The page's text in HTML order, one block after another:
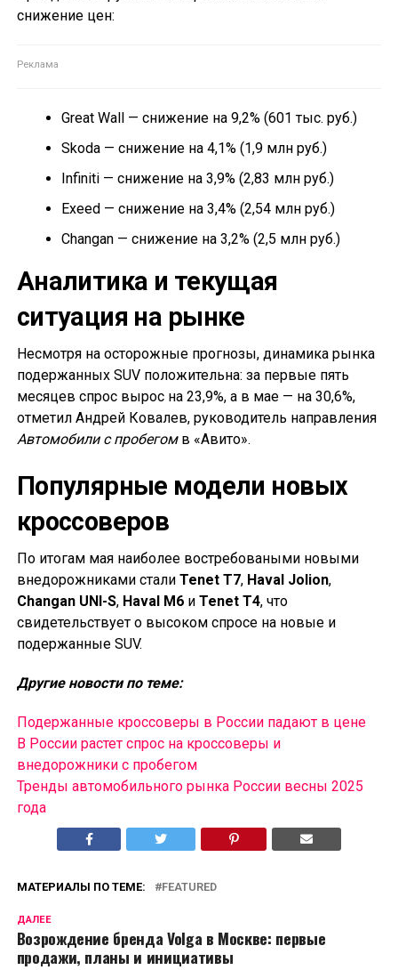
снижение цен:
Great Wall — снижение на 9,2% (601 тыс. руб.)
Skoda — снижение на 4,1% (1,9 млн руб.)
Infiniti — снижение на 3,9% (2,83 млн руб.)
Exeed — снижение на 3,4% (2,54 млн руб.)
Changan — снижение на 3,2% (2,5 млн руб.)
Аналитика и текущая
ситуация на рынке
Несмотря на осторожные прогнозы, динамика рынка
подержанных SUV положительна: за первые пять
месяцев спрос вырос на 23,9%, а в мае — на 30,6%,
отметил Андрей Ковалев, руководитель направления
Автомобили с пробегомв «Авито».
Популярные модели новых
кроссоверов
По итогам мая наиболее востребоваными новыми
внедорожниками стали Tenet T7, Haval Jolion,
Changan UNI-S, Haval M6и Tenet T4, что
свидетельствует о высоком спросе на новые и
подержанные SUV.
Другие новости по теме:
Подержанные кроссоверы в России падают в цене
В России растет спрос на кроссоверы и
внедорожники с пробегом
Тренды автомобильного рынка России весны 2025
года
МАТЕРИАЛЫ ПО ТЕМЕ: FEATURED
ДАЛЕЕ
Возрождение бренда Volga в Москве: первые
продажи, планы и инициативы